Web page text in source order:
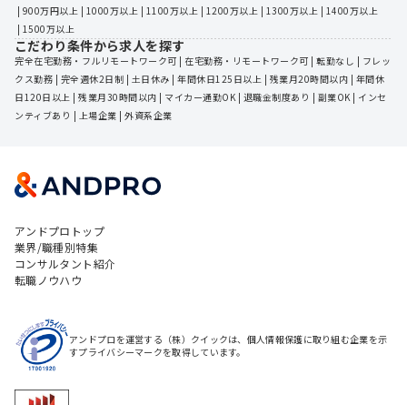
| 900万円以上 | 1000万以上 | 1100万以上 | 1200万以上 | 1300万以上 | 1400万以上
| 1500万以上
こだわり条件から求人を探す
完全在宅勤務・フルリモートワーク可 | 在宅勤務・リモートワーク可 | 転勤なし | フレッ
クス勤務 | 完全週休2日制 | 土日休み | 年間休日125日以上 | 残業月20時間以内 | 年間休
日120日以上 | 残業月30時間以内 | マイカー通勤OK | 退職金制度あり | 副業OK | インセ
ンティブあり | 上場企業 | 外資系企業
アンドプロトップ
業界/職種別特集
コンサルタント紹介
転職ノウハウ
アンドプロを運営する（株）クイックは、個人情報保護に取り組む企業を示
すプライバシーマークを取得しています。